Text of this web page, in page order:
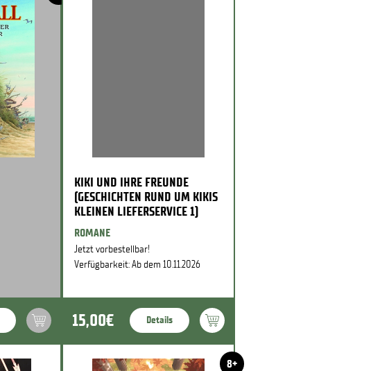
KIKI UND IHRE FREUNDE
(GESCHICHTEN RUND UM KIKIS
KLEINEN LIEFERSERVICE 1)
ROMANE
Jetzt vorbestellbar!
Verfügbarkeit: Ab dem 10.11.2026
15,00€ Details
8+